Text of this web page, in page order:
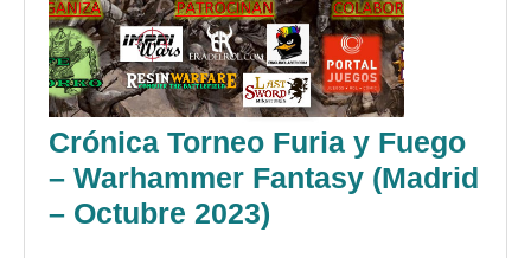
Crónica Torneo Furia y Fuego
– Warhammer Fantasy (Madrid
– Octubre 2023)